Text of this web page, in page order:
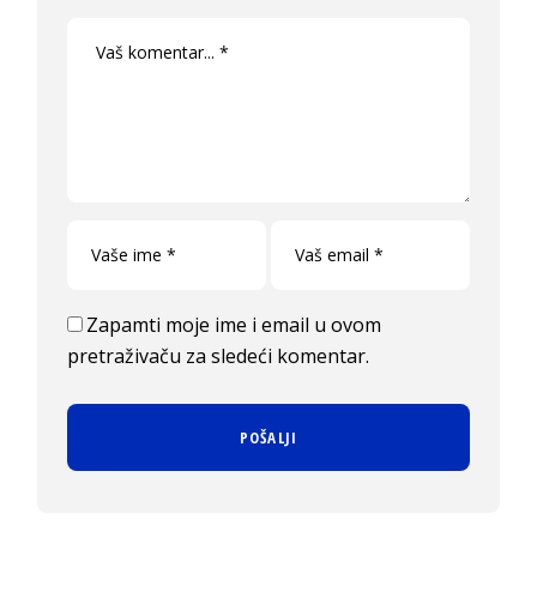
Zapamti moje ime i email u ovom
pretraživaču za sledeći komentar.